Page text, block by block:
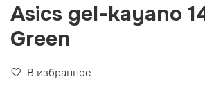
Asics gel-kayano
Green
В избранное